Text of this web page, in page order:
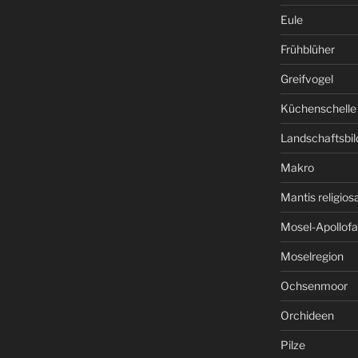
Eule
Frühblüher
Greifvogel
Küchenschelle
Makro
Mantis
Mosel-
Moselregion
Ochsenmoor
Orchideen
Pilze